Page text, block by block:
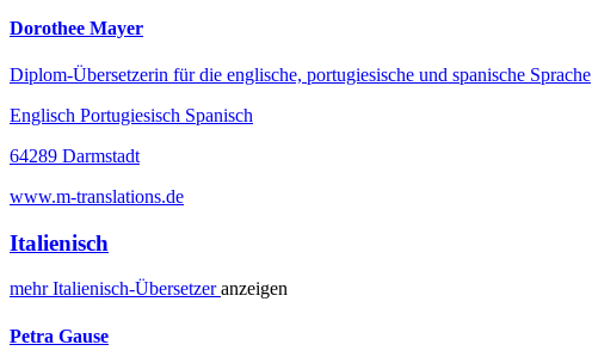
Dorothee Mayer
Diplom-Übersetzerin für die englische, portugiesische und spanische Sprache
Englisch Portugiesisch Spanisch
64289 Darmstadt
www.m-translations.de
Italienisch
mehrItalienisch-Übersetzeranzeigen
Petra Gause